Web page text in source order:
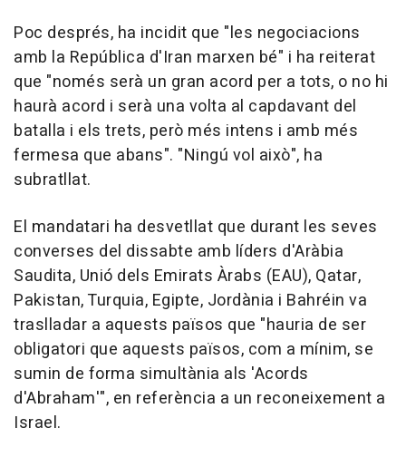
Poc després, ha incidit que "les negociacions
amb la República d'Iran marxen bé" i ha reiterat
que "només serà un gran acord per a tots, o no hi
haurà acord i serà una volta al capdavant del
batalla i els trets, però més intens i amb més
fermesa que abans". "Ningú vol això", ha
subratllat.
El mandatari ha desvetllat que durant les seves
converses del dissabte amb líders d'Aràbia
Saudita, Unió dels Emirats Àrabs (EAU), Qatar,
Pakistan, Turquia, Egipte, Jordània i Bahréin va
traslladar a aquests països que "hauria de ser
obligatori que aquests països, com a mínim, se
sumin de forma simultània als 'Acords
d'Abraham'", en referència a un reconeixement a
Israel.